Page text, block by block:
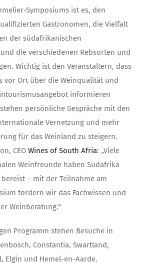
Symposiums ist es, den
Gastronomen, die Vielfalt
der südafrikanischen
die verschiedenen Rebsorten und
Wichtig ist den Veranstaltern, dass
vor Ort über die Weinqualität und
informieren
persönliche Gespräche mit den
Vernetzung und mehr
für das Weinland zu steigern.
CEO Wines of South Afria: „Viele
Weinfreunde haben Südafrika
– mit der Teilnahme am
fördern wir das Fachwissen und
Weinberatung.“
Programm stehen Besuche in
Constantia, Swartland,
Elgin und Hemel-en-Aarde.